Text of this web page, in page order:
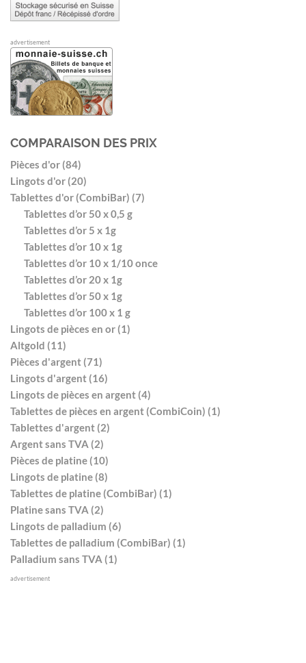
advertisement
COMPARAISON DES PRIX
Pièces d'or (84)
Lingots d'or (20)
Tablettes d'or (CombiBar) (7)
Tablettes d’or 50 x 0,5 g
Tablettes d’or 5 x 1g
Tablettes d’or 10 x 1g
Tablettes d’or 10 x 1/10 once
Tablettes d’or 20 x 1g
Tablettes d’or 50 x 1g
Tablettes d’or 100 x 1 g
Lingots de pièces en or (1)
Altgold (11)
Pièces d'argent (71)
Lingots d'argent (16)
Lingots de pièces en argent (4)
Tablettes de pièces en argent (CombiCoin) (1)
Tablettes d'argent (2)
Argent sans TVA (2)
Pièces de platine (10)
Lingots de platine (8)
Tablettes de platine (CombiBar) (1)
Platine sans TVA (2)
Lingots de palladium (6)
Tablettes de palladium (CombiBar) (1)
Palladium sans TVA (1)
advertisement